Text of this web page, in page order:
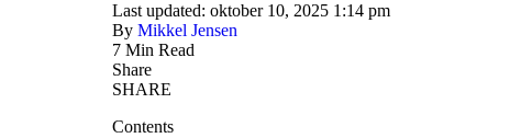
Last updated: oktober 10, 2025 1:14 pm
By Mikkel Jensen
7 Min Read
Share
SHARE
Contents